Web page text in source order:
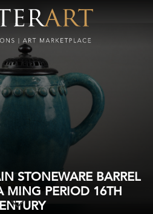
STONEWARE BARREL
MING PERIOD 16TH